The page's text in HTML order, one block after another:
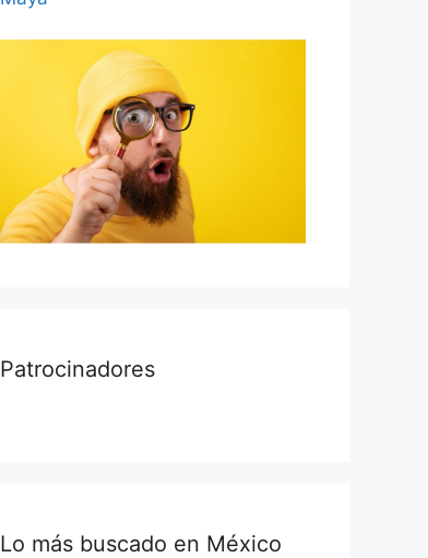
Patrocinadores
Lo más buscado en México